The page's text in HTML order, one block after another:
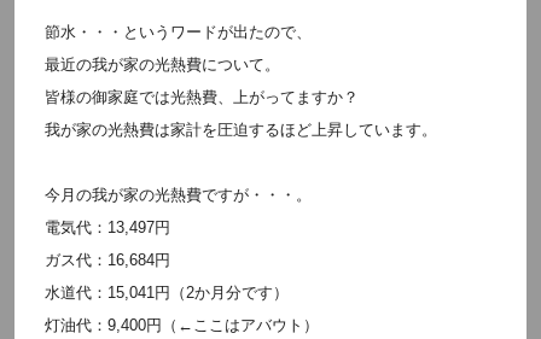
節水・・・というワードが出たので、
最近の我が家の光熱費について。
皆様の御家庭では光熱費、上がってますか？
我が家の光熱費は家計を圧迫するほど上昇しています。
今月の我が家の光熱費ですが・・・。
電気代：13,497円
ガス代：16,684円
水道代：15,041円（2か月分です）
灯油代：9,400円（←ここはアバウト）